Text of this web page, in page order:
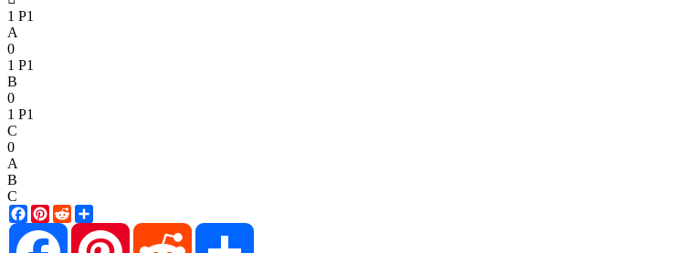
1 P1
A
0
1 P1
B
0
1 P1
C
0
A
B
C
Facebook
Pinterest
Reddit
Facebook
Pinterest Reddit